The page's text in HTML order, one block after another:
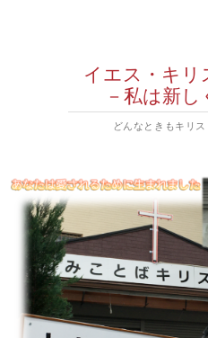
イエス・キリ
－私は新し
どんなときもキリ